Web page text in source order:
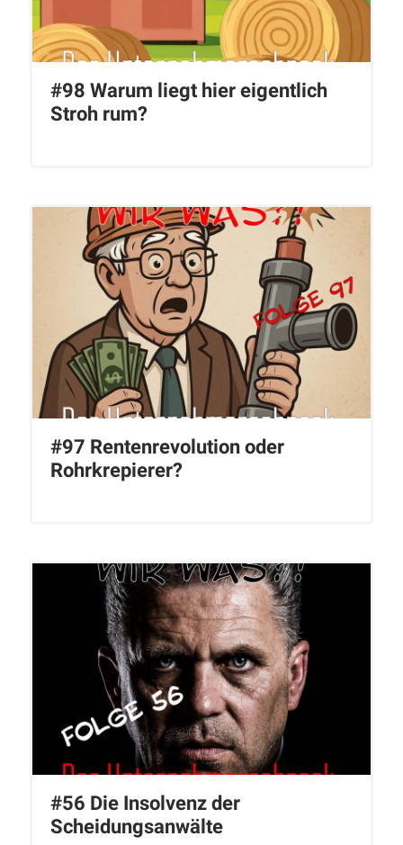
#98 Warum liegt hier eigentlich
Stroh rum?
#97 Rentenrevolution oder
Rohrkrepierer?
#56 Die Insolvenz der
Scheidungsanwälte